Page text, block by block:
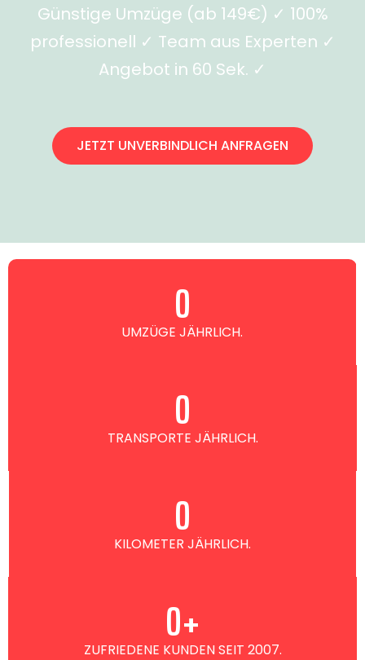
Günstige Umzüge (ab 149€) ✓ 100%
professionell ✓ Team aus Experten ✓
Angebot in 60 Sek. ✓
JETZT UNVERBINDLICH ANFRAGEN
UMZÜGE JÄHRLICH.
0
TRANSPORTE JÄHRLICH.
0
KILOMETER JÄHRLICH.
0
ZUFRIEDENE KUNDEN SEIT 2007.
0+